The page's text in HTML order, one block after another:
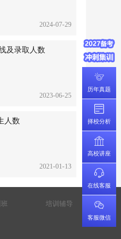
2024-07-29
及录取人数
2023-06-25
人数
2021-01-13
历年真题
择校分析
高校讲座
在线客服
客服微信
班 培训辅导